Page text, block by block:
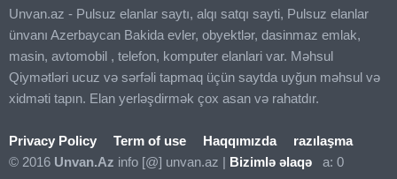
Unvan.az - Pulsuz elanlar saytı, alqı satqı sayti, Pulsuz elanlar
ünvanı Azerbaycan Bakida evler, obyektlər, dasinmaz emlak,
masin, avtomobil , telefon, komputer elanlari var. Məhsul
Qiymətləri ucuz və sərfəli tapmaq üçün saytda uyğun məhsul və
xidməti tapın. Elan yerləşdirmək çox asan və rahatdır.
Privacy Policy Term of use Haqqımızda
razılaşma
© 2016 Unvan.Az info [@] unvan.az | Bizimlə əlaqə a: 0